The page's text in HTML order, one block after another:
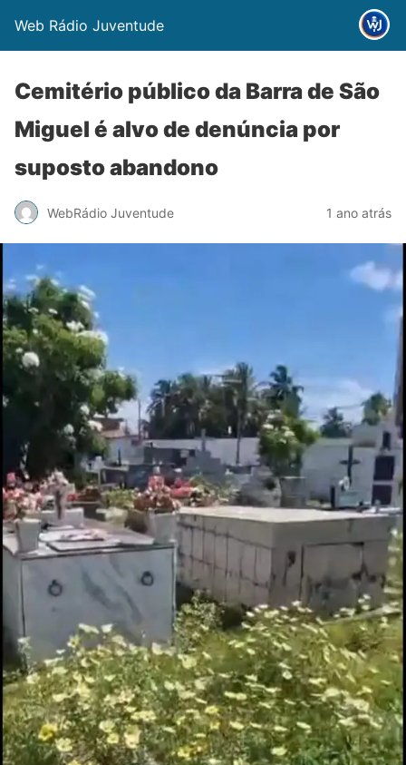
Web Rádio Juventude
Cemitério público da Barra de São
Miguel é alvo de denúncia por
suposto abandono
WebRádio Juventude 1 ano atrás